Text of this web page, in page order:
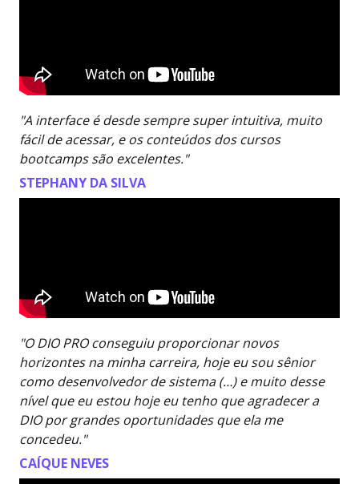
"A interface é desde sempre super intuitiva, muito
fácil de acessar, e os conteúdos dos cursos
bootcamps são excelentes."
STEPHANY DA SILVA
"O DIO PRO conseguiu proporcionar novos
horizontes na minha carreira, hoje eu sou sênior
como desenvolvedor de sistema (…) e muito desse
nível que eu estou hoje eu tenho que agradecer a
DIO por grandes oportunidades que ela me
concedeu."
CAÍQUE NEVES